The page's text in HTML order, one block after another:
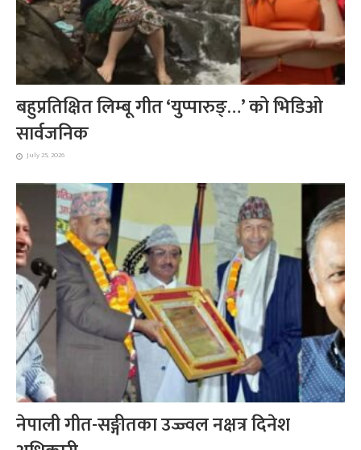
बहुप्रतिक्षित लिम्बू गीत ‘युप्पारुङ्…’ को भिडिओ
सार्वजनिक
July 25, 2026
नेपाली गीत-सङ्गीतका उज्ज्वल नक्षत्र दिनेश